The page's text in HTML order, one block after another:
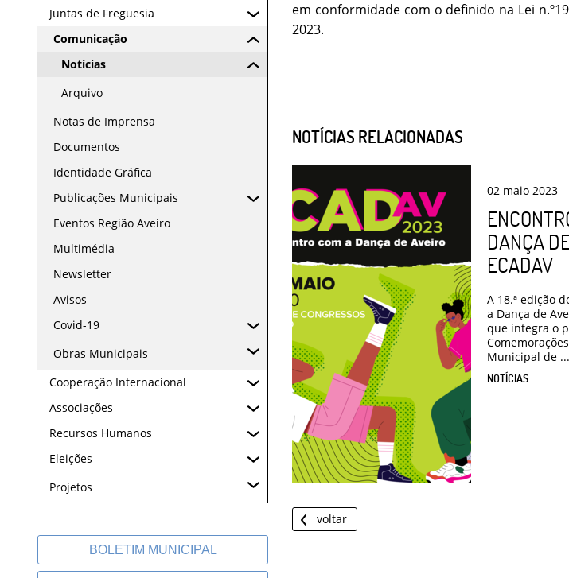
Juntas de Freguesia
Comunicação
Notícias
Arquivo
Notas de Imprensa
Documentos
Identidade Gráfica
Publicações Municipais
Eventos Região Aveiro
Multimédia
Newsletter
Avisos
Covid-19
Obras Municipais
Cooperação Internacional
Associações
Recursos Humanos
Eleições
Projetos
BOLETIM MUNICIPAL
em conformidade com o definido na Lei
2023.
NOTÍCIAS RELACIONADAS
02 maio 2023
DANÇA
ECADAV
A 18.ª edição
a Dança de
que integra o
Municipal de ...
NOTÍCIAS
voltar